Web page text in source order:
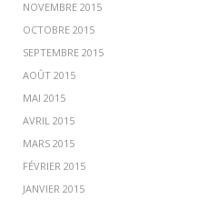
NOVEMBRE 2015
OCTOBRE 2015
SEPTEMBRE 2015
AOÛT 2015
MAI 2015
AVRIL 2015
MARS 2015
FÉVRIER 2015
JANVIER 2015